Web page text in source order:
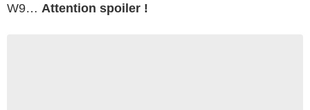
W9… Attention spoiler !